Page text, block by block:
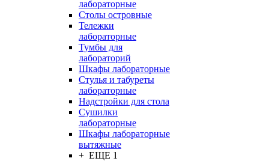
лабораторные
Столы островные
Тележки
лабораторные
Тумбы для
лабораторий
Шкафы лабораторные
Стулья и табуреты
лабораторные
Надстройки для стола
Сушилки
лабораторные
Шкафы лабораторные
вытяжные
+ ЕЩЕ 1